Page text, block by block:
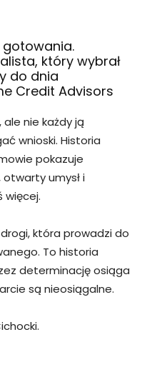
który wybrał
do dnia
Credit Advisors
nie każdy ją
wnioski. Historia
pokazuje
otwarty umysł i
więcej.
która prowadzi do
To historia
determinację osiąga
są nieosiągalne.